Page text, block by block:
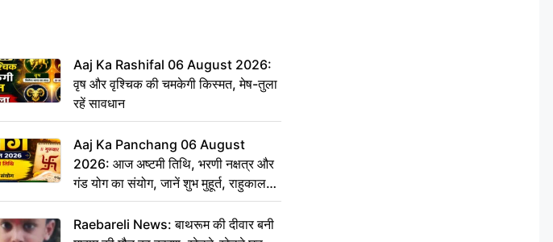
Aaj Ka Rashifal 06 August 2026:
वृष और वृश्चिक की चमकेगी किस्मत, मेष-तुला
रहें सावधान
Aaj Ka Panchang 06 August
2026: आज अष्टमी तिथि, भरणी नक्षत्र और
गंड योग का संयोग, जानें शुभ मुहूर्त, राहुकाल
और दिनभर का पंचांग
Raebareli News: बाथरूम की दीवार बनी